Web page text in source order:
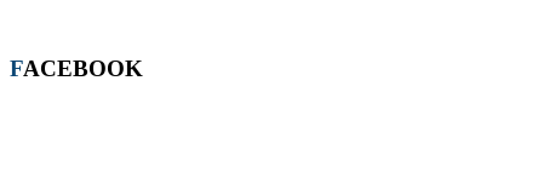
FACEBOOK